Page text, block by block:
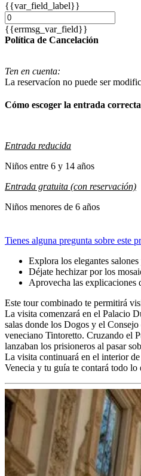
{{var_field_label}}
{{errmsg_var_field}}
Política de Cancelación
Ten en cuenta:
La reservacíon no puede ser
Cómo escoger la entrada
Entrada reducida
Niños entre 6 y 14 años
Entrada gratuita (con reservación)
Niños menores de 6 años
Tienes alguna pregunta sobre este
Explora los elegantes
Déjate hechizar por los
Aprovecha las explicaciones
Este tour combinado te permitirá
La visita comenzará en el Palacio
salas donde los Dogos y el
veneciano Tintoretto. Cruzando el
lanzaban los prisioneros al pasar
La visita continuará en el interior
Venecia y tu guía te contará todo lo